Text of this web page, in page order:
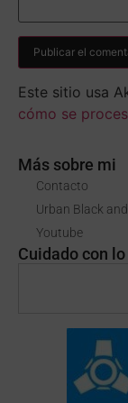
Este sitio usa
cómo se
Más sobre mi
Contacto
Urban Black
Youtube
Cuidado con